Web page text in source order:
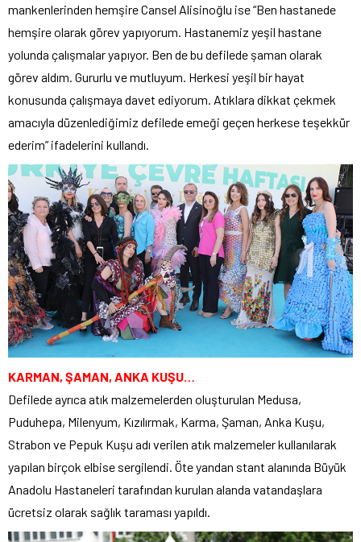
mankenlerinden hemşire Cansel Alisinoğlu ise “Ben hastanede
hemşire olarak görev yapıyorum. Hastanemiz yeşil hastane
yolunda çalışmalar yapıyor. Ben de bu defilede şaman olarak
görev aldım. Gururlu ve mutluyum. Herkesi yeşil bir hayat
konusunda çalışmaya davet ediyorum. Atıklara dikkat çekmek
amacıyla düzenlediğimiz defilede emeği geçen herkese teşekkür
ederim” ifadelerini kullandı.
KARMAN, ŞAMAN, ANKA KUŞU…
Defilede ayrıca atık malzemelerden oluşturulan Medusa,
Puduhepa, Milenyum, Kızılırmak, Karma, Şaman, Anka Kuşu,
Strabon ve Pepuk Kuşu adı verilen atık malzemeler kullanılarak
yapılan birçok elbise sergilendi. Öte yandan stant alanında Büyük
Anadolu Hastaneleri tarafından kurulan alanda vatandaşlara
ücretsiz olarak sağlık taraması yapıldı.